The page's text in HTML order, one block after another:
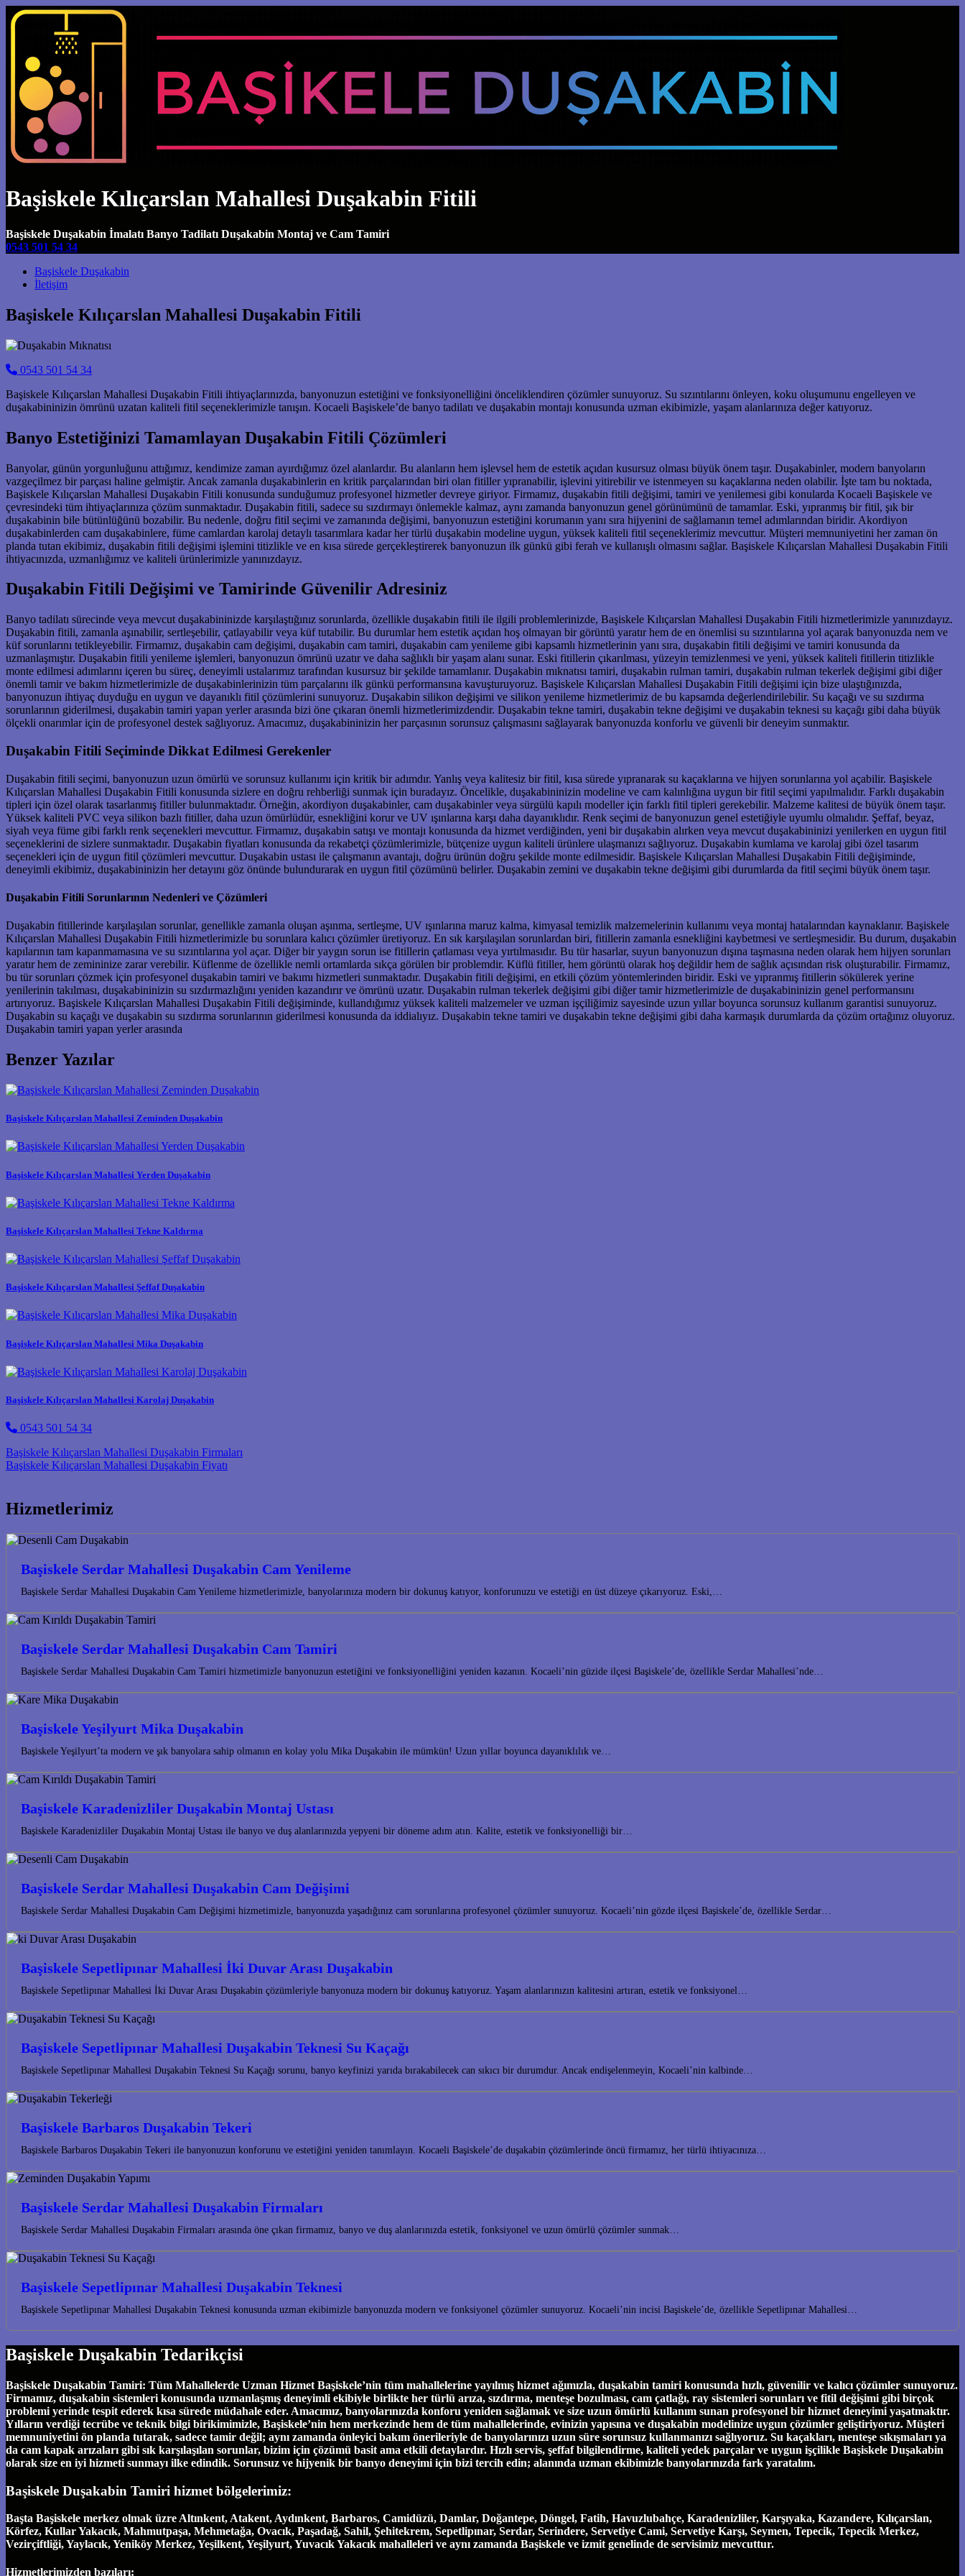
Başiskele Kılıçarslan Mahallesi Duşakabin Fitili
Başiskele Duşakabin İmalatı Banyo Tadilatı Duşakabin Montaj ve Cam Tamiri
0543 501 54 34
Main Navigation
Başiskele Duşakabin
İletişim
Başiskele Kılıçarslan Mahallesi Duşakabin Fitili
0543 501 54 34
Başiskele Kılıçarslan Mahallesi Duşakabin Fitili ihtiyaçlarınızda, banyonuzun estetiğini ve fonksiyonelliğini önceliklendiren çözümler sunuyoruz. Su sızıntılarını önleyen, koku oluşumunu engelleyen ve
duşakabininizin ömrünü uzatan kaliteli fitil seçeneklerimizle tanışın. Kocaeli Başiskele’de banyo tadilatı ve duşakabin montajı konusunda uzman ekibimizle, yaşam alanlarınıza değer katıyoruz.
Banyo Estetiğinizi Tamamlayan Duşakabin Fitili Çözümleri
Banyolar, günün yorgunluğunu attığımız, kendimize zaman ayırdığımız özel alanlardır. Bu alanların hem işlevsel hem de estetik açıdan kusursuz olması büyük önem taşır. Duşakabinler, modern banyoların
vazgeçilmez bir parçası haline gelmiştir. Ancak zamanla duşakabinlerin en kritik parçalarından biri olan fitiller yıpranabilir, işlevini yitirebilir ve istenmeyen su kaçaklarına neden olabilir. İşte tam bu noktada,
Başiskele Kılıçarslan Mahallesi Duşakabin Fitili konusunda sunduğumuz profesyonel hizmetler devreye giriyor. Firmamız, duşakabin fitili değişimi, tamiri ve yenilemesi gibi konularda Kocaeli Başiskele ve
çevresindeki tüm ihtiyaçlarınıza çözüm sunmaktadır. Duşakabin fitili, sadece su sızdırmayı önlemekle kalmaz, aynı zamanda banyonuzun genel görünümünü de tamamlar. Eski, yıpranmış bir fitil, şık bir
duşakabinin bile bütünlüğünü bozabilir. Bu nedenle, doğru fitil seçimi ve zamanında değişimi, banyonuzun estetiğini korumanın yanı sıra hijyenini de sağlamanın temel adımlarından biridir. Akordiyon
duşakabinlerden cam duşakabinlere, füme camlardan karolaj detaylı tasarımlara kadar her türlü duşakabin modeline uygun, yüksek kaliteli fitil seçeneklerimiz mevcuttur. Müşteri memnuniyetini her zaman ön
planda tutan ekibimiz, duşakabin fitili değişimi işlemini titizlikle ve en kısa sürede gerçekleştirerek banyonuzun ilk günkü gibi ferah ve kullanışlı olmasını sağlar. Başiskele Kılıçarslan Mahallesi Duşakabin Fitili
ihtiyacınızda, uzmanlığımız ve kaliteli ürünlerimizle yanınızdayız.
Duşakabin Fitili Değişimi ve Tamirinde Güvenilir Adresiniz
Banyo tadilatı sürecinde veya mevcut duşakabininizde karşılaştığınız sorunlarda, özellikle duşakabin fitili ile ilgili problemlerinizde, Başiskele Kılıçarslan Mahallesi Duşakabin Fitili hizmetlerimizle yanınızdayız.
Duşakabin fitili, zamanla aşınabilir, sertleşebilir, çatlayabilir veya küf tutabilir. Bu durumlar hem estetik açıdan hoş olmayan bir görüntü yaratır hem de en önemlisi su sızıntılarına yol açarak banyonuzda nem ve
küf sorunlarını tetikleyebilir. Firmamız, duşakabin cam değişimi, duşakabin cam tamiri, duşakabin cam yenileme gibi kapsamlı hizmetlerinin yanı sıra, duşakabin fitili değişimi ve tamiri konusunda da
uzmanlaşmıştır. Duşakabin fitili yenileme işlemleri, banyonuzun ömrünü uzatır ve daha sağlıklı bir yaşam alanı sunar. Eski fitillerin çıkarılması, yüzeyin temizlenmesi ve yeni, yüksek kaliteli fitillerin titizlikle
monte edilmesi adımlarını içeren bu süreç, deneyimli ustalarımız tarafından kusursuz bir şekilde tamamlanır. Duşakabin mıknatısı tamiri, duşakabin rulman tamiri, duşakabin rulman tekerlek değişimi gibi diğer
önemli tamir ve bakım hizmetlerimizle de duşakabinlerinizin tüm parçalarını ilk günkü performansına kavuşturuyoruz. Başiskele Kılıçarslan Mahallesi Duşakabin Fitili değişimi için bize ulaştığınızda,
banyonuzun ihtiyaç duyduğu en uygun ve dayanıklı fitil çözümlerini sunuyoruz. Duşakabin silikon değişimi ve silikon yenileme hizmetlerimiz de bu kapsamda değerlendirilebilir. Su kaçağı ve su sızdırma
sorunlarının giderilmesi, duşakabin tamiri yapan yerler arasında bizi öne çıkaran önemli hizmetlerimizdendir. Duşakabin tekne tamiri, duşakabin tekne değişimi ve duşakabin teknesi su kaçağı gibi daha büyük
ölçekli onarımlar için de profesyonel destek sağlıyoruz. Amacımız, duşakabininizin her parçasının sorunsuz çalışmasını sağlayarak banyonuzda konforlu ve güvenli bir deneyim sunmaktır.
Duşakabin Fitili Seçiminde Dikkat Edilmesi Gerekenler
Duşakabin fitili seçimi, banyonuzun uzun ömürlü ve sorunsuz kullanımı için kritik bir adımdır. Yanlış veya kalitesiz bir fitil, kısa sürede yıpranarak su kaçaklarına ve hijyen sorunlarına yol açabilir. Başiskele
Kılıçarslan Mahallesi Duşakabin Fitili konusunda sizlere en doğru rehberliği sunmak için buradayız. Öncelikle, duşakabininizin modeline ve cam kalınlığına uygun bir fitil seçimi yapılmalıdır. Farklı duşakabin
tipleri için özel olarak tasarlanmış fitiller bulunmaktadır. Örneğin, akordiyon duşakabinler, cam duşakabinler veya sürgülü kapılı modeller için farklı fitil tipleri gerekebilir. Malzeme kalitesi de büyük önem taşır.
Yüksek kaliteli PVC veya silikon bazlı fitiller, daha uzun ömürlüdür, esnekliğini korur ve UV ışınlarına karşı daha dayanıklıdır. Renk seçimi de banyonuzun genel estetiğiyle uyumlu olmalıdır. Şeffaf, beyaz,
siyah veya füme gibi farklı renk seçenekleri mevcuttur. Firmamız, duşakabin satışı ve montajı konusunda da hizmet verdiğinden, yeni bir duşakabin alırken veya mevcut duşakabininizi yenilerken en uygun fitil
seçeneklerini de sizlere sunmaktadır. Duşakabin fiyatları konusunda da rekabetçi çözümlerimizle, bütçenize uygun kaliteli ürünlere ulaşmanızı sağlıyoruz. Duşakabin kumlama ve karolaj gibi özel tasarım
seçenekleri için de uygun fitil çözümleri mevcuttur. Duşakabin ustası ile çalışmanın avantajı, doğru ürünün doğru şekilde monte edilmesidir. Başiskele Kılıçarslan Mahallesi Duşakabin Fitili değişiminde,
deneyimli ekibimiz, duşakabininizin her detayını göz önünde bulundurarak en uygun fitil çözümünü belirler. Duşakabin zemini ve duşakabin tekne değişimi gibi durumlarda da fitil seçimi büyük önem taşır.
Duşakabin Fitili Sorunlarının Nedenleri ve Çözümleri
Duşakabin fitillerinde karşılaşılan sorunlar, genellikle zamanla oluşan aşınma, sertleşme, UV ışınlarına maruz kalma, kimyasal temizlik malzemelerinin kullanımı veya montaj hatalarından kaynaklanır. Başiskele
Kılıçarslan Mahallesi Duşakabin Fitili hizmetlerimizle bu sorunlara kalıcı çözümler üretiyoruz. En sık karşılaşılan sorunlardan biri, fitillerin zamanla esnekliğini kaybetmesi ve sertleşmesidir. Bu durum, duşakabin
kapılarının tam kapanmamasına ve su sızıntılarına yol açar. Diğer bir yaygın sorun ise fitillerin çatlaması veya yırtılmasıdır. Bu tür hasarlar, suyun banyonuzun dışına taşmasına neden olarak hem hijyen sorunları
yaratır hem de zemininize zarar verebilir. Küflenme de özellikle nemli ortamlarda sıkça görülen bir problemdir. Küflü fitiller, hem görüntü olarak hoş değildir hem de sağlık açısından risk oluşturabilir. Firmamız,
bu tür sorunları çözmek için profesyonel duşakabin tamiri ve bakımı hizmetleri sunmaktadır. Duşakabin fitili değişimi, en etkili çözüm yöntemlerinden biridir. Eski ve yıpranmış fitillerin sökülerek yerine
yenilerinin takılması, duşakabininizin su sızdırmazlığını yeniden kazandırır ve ömrünü uzatır. Duşakabin rulman tekerlek değişimi gibi diğer tamir hizmetlerimizle de duşakabininizin genel performansını
artırıyoruz. Başiskele Kılıçarslan Mahallesi Duşakabin Fitili değişiminde, kullandığımız yüksek kaliteli malzemeler ve uzman işçiliğimiz sayesinde uzun yıllar boyunca sorunsuz kullanım garantisi sunuyoruz.
Duşakabin su kaçağı ve duşakabin su sızdırma sorunlarının giderilmesi konusunda da iddialıyız. Duşakabin tekne tamiri ve duşakabin tekne değişimi gibi daha karmaşık durumlarda da çözüm ortağınız oluyoruz.
Duşakabin tamiri yapan yerler arasında
Benzer Yazılar
Başiskele Kılıçarslan Mahallesi Zeminden Duşakabin
Başiskele Kılıçarslan Mahallesi Yerden Duşakabin
Başiskele Kılıçarslan Mahallesi Tekne Kaldırma
Başiskele Kılıçarslan Mahallesi Şeffaf Duşakabin
Başiskele Kılıçarslan Mahallesi Mika Duşakabin
Başiskele Kılıçarslan Mahallesi Karolaj Duşakabin
0543 501 54 34
Post navigation
Başiskele Kılıçarslan Mahallesi Duşakabin Firmaları
Başiskele Kılıçarslan Mahallesi Duşakabin Fiyatı
Hizmetlerimiz
Başiskele Serdar Mahallesi Duşakabin Cam Yenileme
Başiskele Serdar Mahallesi Duşakabin Cam Yenileme hizmetlerimizle, banyolarınıza modern bir dokunuş katıyor, konforunuzu ve estetiği en üst düzeye çıkarıyoruz. Eski,…
Başiskele Serdar Mahallesi Duşakabin Cam Tamiri
Başiskele Serdar Mahallesi Duşakabin Cam Tamiri hizmetimizle banyonuzun estetiğini ve fonksiyonelliğini yeniden kazanın. Kocaeli’nin güzide ilçesi Başiskele’de, özellikle Serdar Mahallesi’nde…
Başiskele Yeşilyurt Mika Duşakabin
Başiskele Yeşilyurt’ta modern ve şık banyolara sahip olmanın en kolay yolu Mika Duşakabin ile mümkün! Uzun yıllar boyunca dayanıklılık ve…
Başiskele Karadenizliler Duşakabin Montaj Ustası
Başiskele Karadenizliler Duşakabin Montaj Ustası ile banyo ve duş alanlarınızda yepyeni bir döneme adım atın. Kalite, estetik ve fonksiyonelliği bir…
Başiskele Serdar Mahallesi Duşakabin Cam Değişimi
Başiskele Serdar Mahallesi Duşakabin Cam Değişimi hizmetimizle, banyonuzda yaşadığınız cam sorunlarına profesyonel çözümler sunuyoruz. Kocaeli’nin gözde ilçesi Başiskele’de, özellikle Serdar…
Başiskele Sepetlipınar Mahallesi İki Duvar Arası Duşakabin
Başiskele Sepetlipınar Mahallesi İki Duvar Arası Duşakabin çözümleriyle banyonuza modern bir dokunuş katıyoruz. Yaşam alanlarınızın kalitesini artıran, estetik ve fonksiyonel…
Başiskele Sepetlipınar Mahallesi Duşakabin Teknesi Su Kaçağı
Başiskele Sepetlipınar Mahallesi Duşakabin Teknesi Su Kaçağı sorunu, banyo keyfinizi yarıda bırakabilecek can sıkıcı bir durumdur. Ancak endişelenmeyin, Kocaeli’nin kalbinde…
Başiskele Barbaros Duşakabin Tekeri
Başiskele Barbaros Duşakabin Tekeri ile banyonuzun konforunu ve estetiğini yeniden tanımlayın. Kocaeli Başiskele’de duşakabin çözümlerinde öncü firmamız, her türlü ihtiyacınıza…
Başiskele Serdar Mahallesi Duşakabin Firmaları
Başiskele Serdar Mahallesi Duşakabin Firmaları arasında öne çıkan firmamız, banyo ve duş alanlarınızda estetik, fonksiyonel ve uzun ömürlü çözümler sunmak…
Başiskele Sepetlipınar Mahallesi Duşakabin Teknesi
Başiskele Sepetlipınar Mahallesi Duşakabin Teknesi konusunda uzman ekibimizle banyonuzda modern ve fonksiyonel çözümler sunuyoruz. Kocaeli’nin incisi Başiskele’de, özellikle Sepetlipınar Mahallesi…
Başiskele Duşakabin Tedarikçisi
Başiskele Duşakabin Tamiri: Tüm Mahallelerde Uzman Hizmet Başiskele’nin tüm mahallelerine yayılmış hizmet ağımızla, duşakabin tamiri konusunda hızlı, güvenilir ve kalıcı çözümler sunuyoruz.
Firmamız, duşakabin sistemleri konusunda uzmanlaşmış deneyimli ekibiyle birlikte her türlü arıza, sızdırma, menteşe bozulması, cam çatlağı, ray sistemleri sorunları ve fitil değişimi gibi birçok
problemi yerinde tespit ederek kısa sürede müdahale eder. Amacımız, banyolarınızda konforu yeniden sağlamak ve size uzun ömürlü kullanım sunan profesyonel bir hizmet deneyimi yaşatmaktır.
Yılların verdiği tecrübe ve teknik bilgi birikimimizle, Başiskele’nin hem merkezinde hem de tüm mahallelerinde, evinizin yapısına ve duşakabin modelinize uygun çözümler geliştiriyoruz. Müşteri
memnuniyetini ön planda tutarak, sadece tamir değil; aynı zamanda önleyici bakım önerileriyle de banyolarınızı uzun süre sorunsuz kullanmanızı sağlıyoruz. Su kaçakları, menteşe sıkışmaları ya
da cam kapak arızaları gibi sık karşılaşılan sorunlar, bizim için çözümü basit ama etkili detaylardır. Hızlı servis, şeffaf bilgilendirme, kaliteli yedek parçalar ve uygun işçilikle Başiskele Duşakabin
olarak size en iyi hizmeti sunmayı ilke edindik. Sorunsuz ve hijyenik bir banyo deneyimi için bizi tercih edin; alanında uzman ekibimizle banyolarınızda fark yaratalım.
Başiskele Duşakabin Tamiri hizmet bölgelerimiz:
Başta Başiskele merkez olmak üzre Altınkent, Atakent, Aydınkent, Barbaros, Camidüzü, Damlar, Doğantepe, Döngel, Fatih, Havuzlubahçe, Karadenizliler, Karşıyaka, Kazandere, Kılıçarslan,
Körfez, Kullar Yakacık, Mahmutpaşa, Mehmetağa, Ovacık, Paşadağ, Sahil, Şehitekrem, Sepetlipınar, Serdar, Serindere, Servetiye Cami, Servetiye Karşı, Seymen, Tepecik, Tepecik Merkez,
Vezirçiftliği, Yaylacık, Yeniköy Merkez, Yeşilkent, Yeşilyurt, Yuvacık Yakacık mahalleleri ve aynı zamanda Başiskele ve izmit genelinde de servisimiz mevcuttur.
Hizmetlerimizden bazıları: